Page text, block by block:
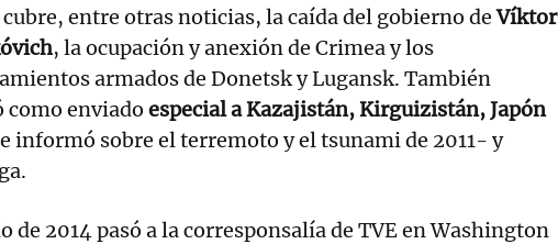
entre otras noticias, la caída del gobierno deVíktor
, la ocupación y anexión de Crimea y los
armados de Donetsk y Lugansk. También
como enviado especial a Kazajistán, Kirguizistán, Japón
informó sobre el terremoto y el tsunami de 2011- y
de 2014 pasó a la corresponsalía de TVE en Washington